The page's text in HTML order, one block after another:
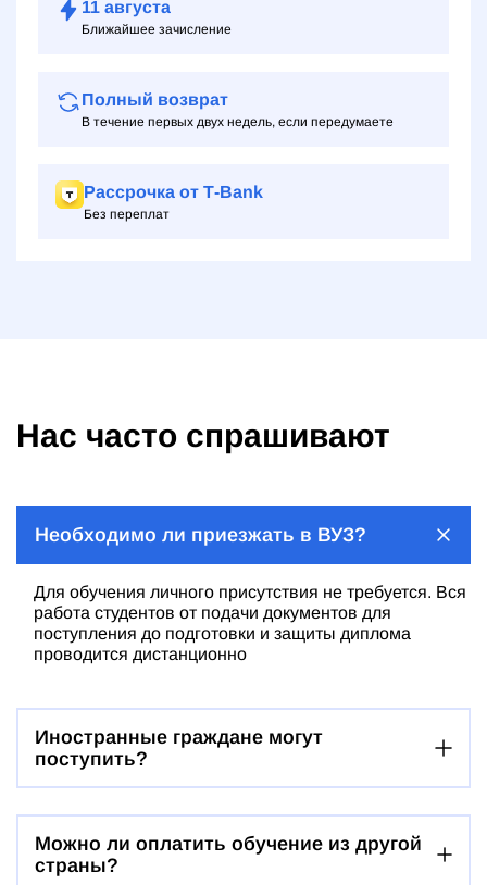
11 августа
Ближайшее зачисление
Полный возврат
В течение первых двух недель, если передумаете
Рассрочка от Т‑Bank
Без переплат
Нас часто спрашивают
Необходимо ли приезжать в ВУЗ?
Для обучения личного присутствия не требуется. Вся
работа студентов от подачи документов для
поступления до подготовки и защиты диплома
проводится дистанционно
Иностранные граждане могут
поступить?
Можно ли оплатить обучение из другой
страны?